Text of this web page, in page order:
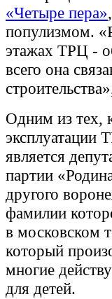
«Четыре пера»
популизмом.
этажах ТРЦ -
всего она
Одним из тех,
эксплуатации
является
партии
другого
фамилии
в московском
который
многие
для детей.